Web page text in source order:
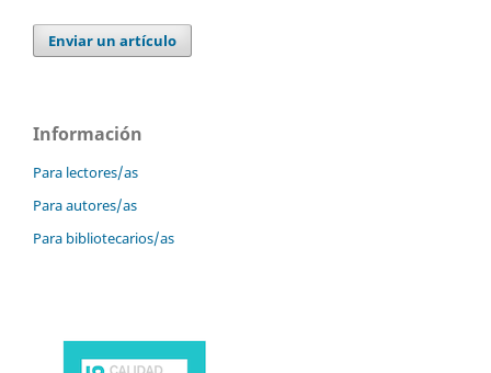
Enviar un artículo
Información
Para lectores/as
Para autores/as
Para bibliotecarios/as